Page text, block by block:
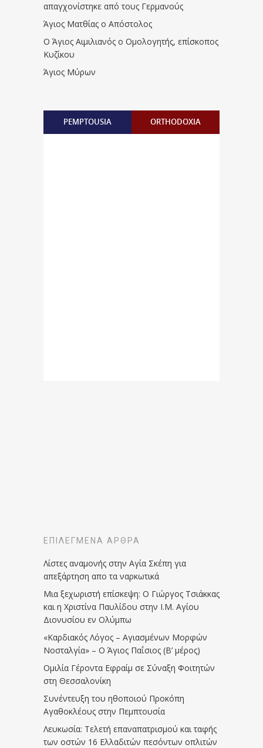
απαγχονίστηκε από τους Γερμανούς
Άγιος Ματθίας ο Απόστολος
Ο Άγιος Αιμιλιανός ο Ομολογητής, επίσκοπος
Κυζίκου
Άγιος Μύρων
PEMPTOUSIA ORTHODOXIA
ΕΠΙΛΕΓΜΈΝΑ ΆΡΘΡΑ
Λίστες αναμονής στην Αγία Σκέπη για
απεξάρτηση απο τα ναρκωτικά
Μια ξεχωριστή επίσκεψη: Ο Γιώργος Τσιάκκας
και η Χριστίνα Παυλίδου στην Ι.Μ. Αγίου
Διονυσίου εν Ολύμπω
«Καρδιακός Λόγος – Αγιασμένων Μορφών
Νοσταλγία» – Ο Άγιος Παΐσιος (Β’ μέρος)
Ομιλία Γέροντα Εφραίμ σε Σύναξη Φοιτητών
στη Θεσσαλονίκη
Συνέντευξη του ηθοποιού Προκόπη
Αγαθοκλέους στην Πεμπτουσία
Λευκωσία: Τελετή επαναπατρισμού και ταφής
των οστών 16 Ελλαδιτών πεσόντων οπλιτών